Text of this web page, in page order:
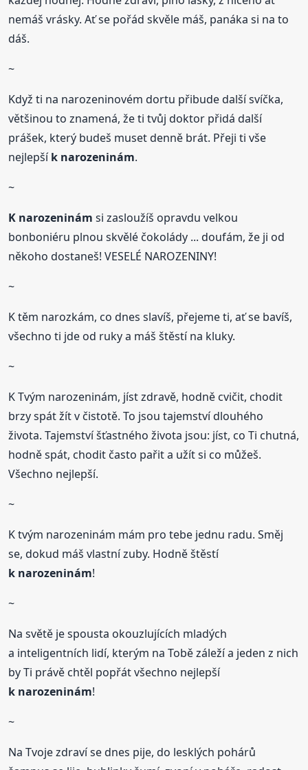
nemáš vrásky. Ať se pořád skvěle máš, panáka si na to
dáš.
~
Když ti na narozeninovém dortu přibude další svíčka,
většinou to znamená, že ti tvůj doktor přidá další
prášek, který budeš muset denně brát. Přeji ti vše
nejlepšík narozeninám.
~
K narozeninám si zasloužíš opravdu velkou
bonboniéru plnou skvělé čokolády ... doufám, že ji od
někoho dostaneš! VESELÉ NAROZENINY!
~
K těm narozkám, co dnes slavíš, přejeme ti, ať se bavíš,
všechno ti jde od ruky a máš štěstí na kluky.
~
K Tvým narozeninám, jíst zdravě, hodně cvičit, chodit
brzy spát žít v čistotě. To jsou tajemství dlouhého
života. Tajemství šťastného života jsou: jíst, co Ti chutná,
hodně spát, chodit často pařit a užít si co můžeš.
Všechno nejlepší.
~
K tvým narozeninám mám pro tebe jednu radu. Směj
se, dokud máš vlastní zuby. Hodně štěstí
k narozeninám!
~
Na světě je spousta okouzlujících mladých
a inteligentních lidí, kterým na Tobě záleží a jeden z nich
by Ti právě chtěl popřát všechno nejlepší
k narozeninám!
~
Na Tvoje zdraví se dnes pije, do lesklých pohárů